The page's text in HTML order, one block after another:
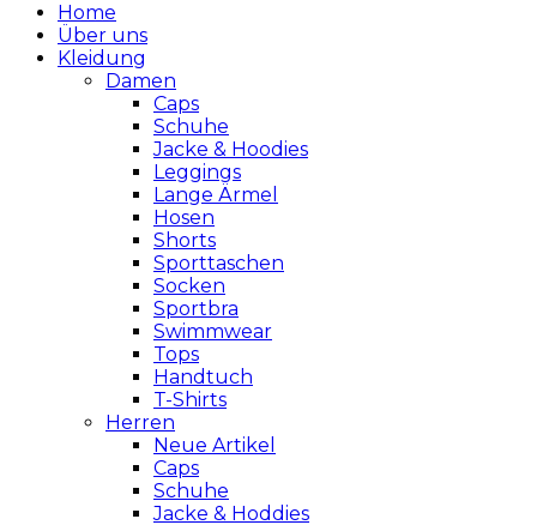
Home
Über uns
Kleidung
Damen
Caps
Schuhe
Jacke & Hoodies
Leggings
Lange Ärmel
Hosen
Shorts
Sporttaschen
Socken
Sportbra
Swimmwear
Tops
Handtuch
T-Shirts
Herren
Neue Artikel
Caps
Schuhe
Jacke & Hoddies